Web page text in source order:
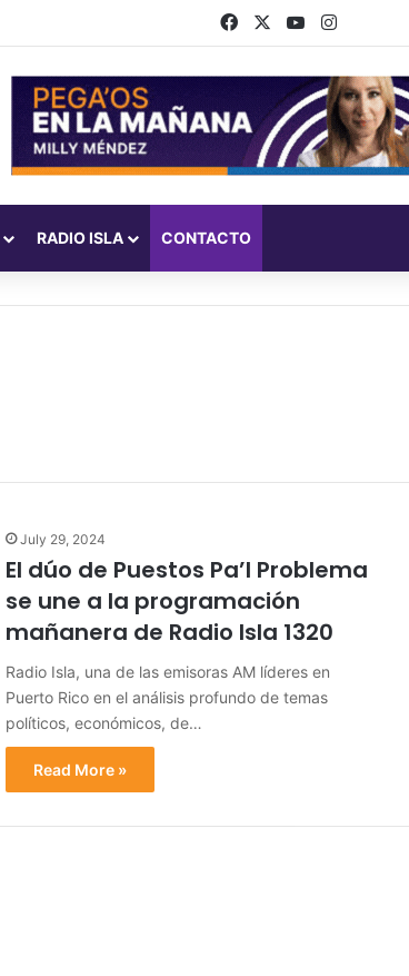
FacebookYouTubeInstagram
RADIO ISLA CONTACTO
July 29, 2024
El dúo de Puestos Pa’l Problema
se une a la programación
mañanera de Radio Isla 1320
Radio Isla, una de las emisoras AM líderes en
Puerto Rico en el análisis profundo de temas
políticos, económicos, de…
Read More »